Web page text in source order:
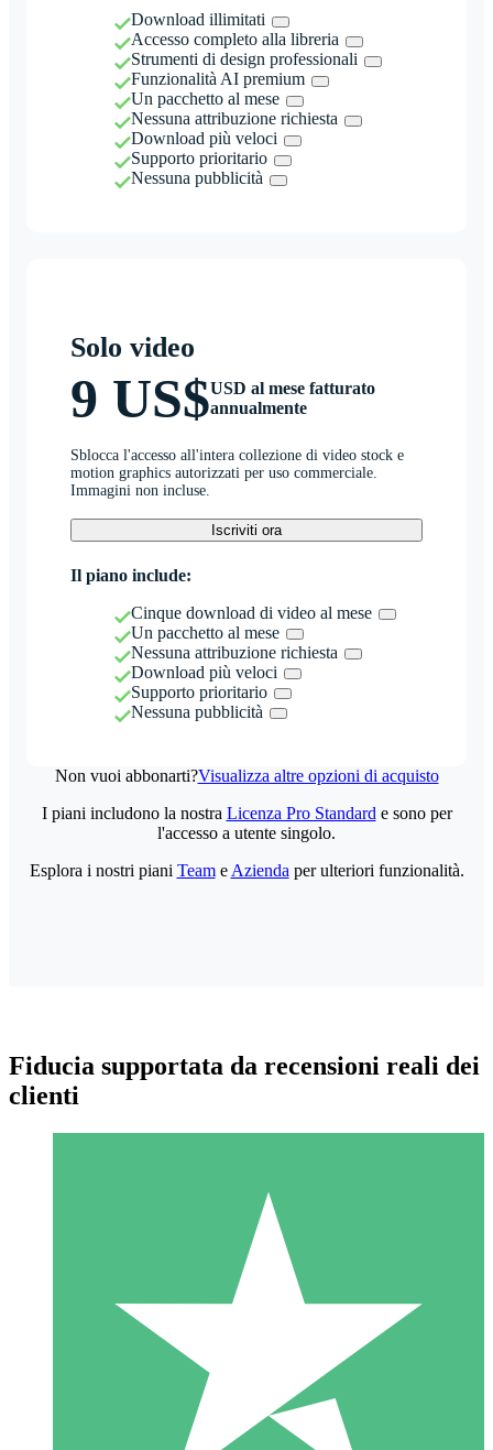
Download illimitati
Accesso completo alla libreria
Strumenti di design professionali
Funzionalità AI premium
Un pacchetto al mese
Nessuna attribuzione richiesta
Download più veloci
Supporto prioritario
Nessuna pubblicità
Solo video
9 US$USD al mese fatturato
annualmente
Sblocca l'accesso all'intera collezione di video stock e
motion graphics autorizzati per uso commerciale.
Immagini non incluse.
Iscriviti ora
Il piano include:
Cinque download di video al mese
Un pacchetto al mese
Nessuna attribuzione richiesta
Download più veloci
Supporto prioritario
Nessuna pubblicità
Non vuoi abbonarti?Visualizza altre opzioni di acquisto
Pacchetti di Crediti Individuali
Paga a consumo con crediti di download. Nessun impegno
1 Download
10
I piani includono la nostra Licenza Pro Standard e sono per
l'accesso a utente singolo.
Esplora i nostri piani Teame Azienda per ulteriori funzionalità.
Fiducia supportata da recensioni reali dei
clienti